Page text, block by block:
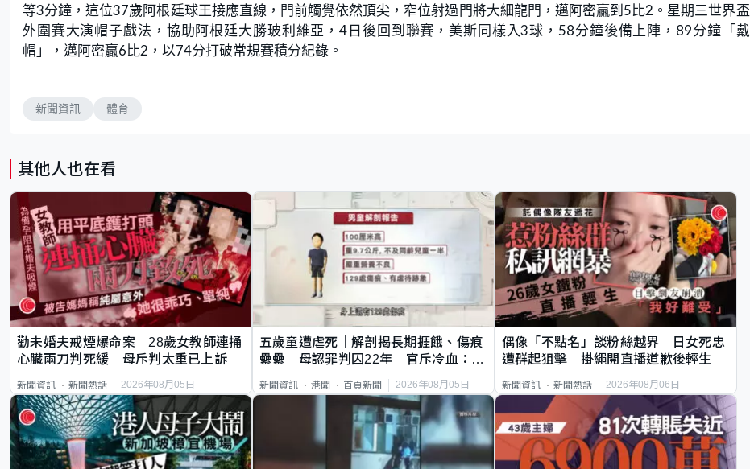
等3分鐘，這位37歲阿根廷球王接應直線，門前觸覺依然頂尖，窄位射過門將大細龍門，邁阿密贏到5比2。星期三世界盃
外圍賽大演帽子戲法，協助阿根廷大勝玻利維亞，4日後回到聯賽，美斯同樣入3球，58分鐘後備上陣，89分鐘「戴
帽」，邁阿密贏6比2，以74分打破常規賽積分紀錄。
新聞資訊 體育
其他人也在看
勸未婚夫戒煙爆命案 28歲女教師連捅
心臟兩刀判死緩 母斥判太重已上訴
新聞資訊 新聞熱話 2026年08月05日
五歲童遭虐死｜解剖揭長期捱餓、傷痕
纍纍 母認罪判囚22年 官斥冷血：同
新聞資訊 港聞 首頁新聞 2026年08月05日
偶像「不點名」談粉絲越界 日女死忠
遭群起狙擊 掛繩開直播道歉後輕生
新聞資訊 新聞熱話 2026年08月06日